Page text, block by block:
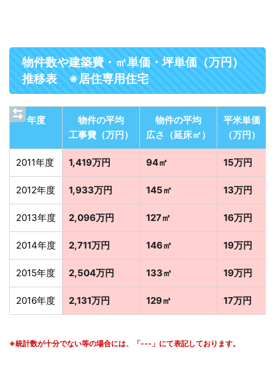
物件数や建築費・㎡単価・坪単価（万円）
推移表 ※居住専用住宅
年度
物件の平均
工事費（万円）
物件の平均
広さ（延床㎡）
平米単価
（万円）
2011年度 1,419万円 94㎡ 15万円
2012年度 1,933万円 145㎡ 13万円
2013年度 2,096万円 127㎡ 16万円
2014年度 2,711万円 146㎡ 19万円
2015年度 2,504万円 133㎡ 19万円
2016年度 2,131万円 129㎡ 17万円
※統計数が十分でない等の場合には、「---」にて表記しております。